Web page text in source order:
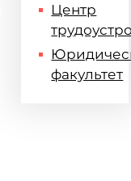
Центр
факультет